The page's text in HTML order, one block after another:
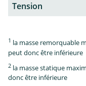
Tension
1 la masse remorquable
peut donc être inférieure
2 la masse statique
donc être inférieure